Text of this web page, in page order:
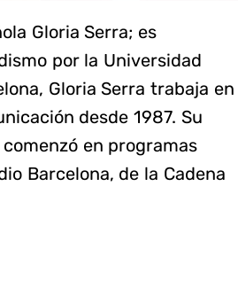
Gloria Serra; es
por la Universidad
Gloria Serra trabaja en
desde 1987. Su
en programas
Barcelona, de la Cadena